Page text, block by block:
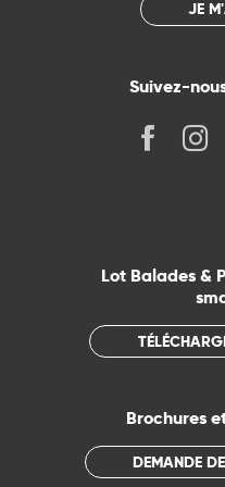
JE
Suivez-
Lot Balades &
Brochures
DEMANDE